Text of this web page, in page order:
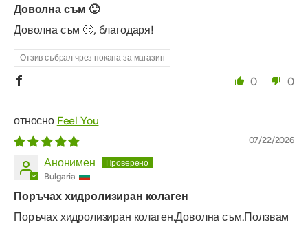
Доволна съм 🙂
Доволна съм 🙂, благодаря!
Отзив събрал чрез покана за магазин
0 0
Feel You
07/22/2026
Анонимен
Bulgaria
Поръчах хидролизиран колаген
Поръчах хидролизиран колаген.Доволна съм.Ползвам